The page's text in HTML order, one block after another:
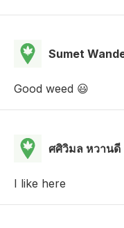
Sumet
Good weed 😃
ศศิวิมล หวานดี
I like here